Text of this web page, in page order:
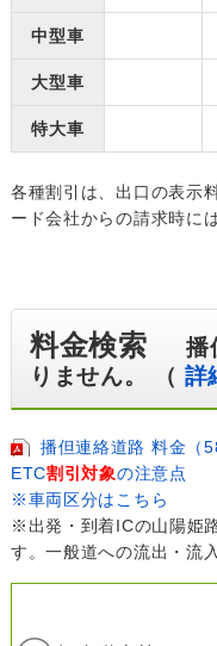
中型車
大型車
特大車
各種割引は、出口の表示
ード会社からの請求時に
料金検索播
りません。 （ 詳
播但連絡道路 料金（
ETC割引対象の注意点
※車両区分はこちら
※出発・到着ICの山陽姫
す。一般道への流出・流